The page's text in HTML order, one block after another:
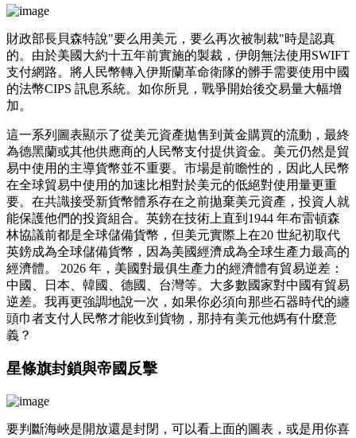
財政部長貝森特說"要么用美元，要么再次被制裁"時是認真
的。由於美國大約十五年前實施的製裁，伊朗無法使用SWIFT
支付網路。將人民幣轉入伊斯蘭革命衛隊的髒手需要使用中國
的法幣CIPS 訊息系統。如你所見，戰爭開始後交易量大幅增
加。
這一系列圖表顯示了從美元資產拋售到黃金購買的流動，最終
為德黑蘭或其他供應商的人民幣支付提供資金。美元仍然是貿
易中使用的主導貨幣並不重要。市場是前瞻性的，因此人民幣
在全球貿易中使用的加速比相對於美元的低絕對使用量更重
要。在共識接受新貨幣體系存在之前拋棄美元資產，投資人就
能保護他們的投資組合。英鎊在技術上直到1944 年布雷頓森
林協議前都是全球儲備貨幣，但美元實際上在20 世紀初取代
英鎊成為全球儲備貨幣，因為美國經濟成為全球生產力最高的
經濟體。 2026 年，美國對最俱生產力的經濟體有貿易逆差：
中國、日本、韓國、德國、台灣等。大多數國家對中國有貿易
逆差。我再更強調地說一次，如果你必須向那些石器時代的纏
頭巾者支付人民幣才能收到貨物，那持有美元他媽有什麼意
義？
星條旗封鎖與帝國反擊
要判斷海峽是開放還是封閉，可以看上面的圖表，或是用你喜